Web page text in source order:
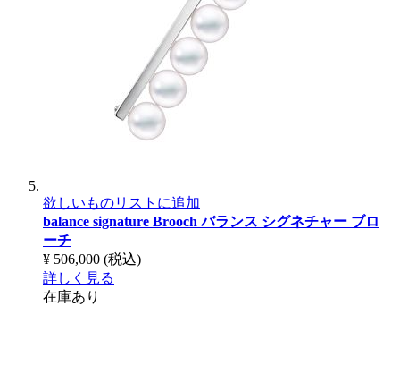
欲しいものリストに追加
balance signature Broochバランス シグネチャー ブロ
ーチ
¥ 506,000 (税込)
詳しく見る
在庫あり